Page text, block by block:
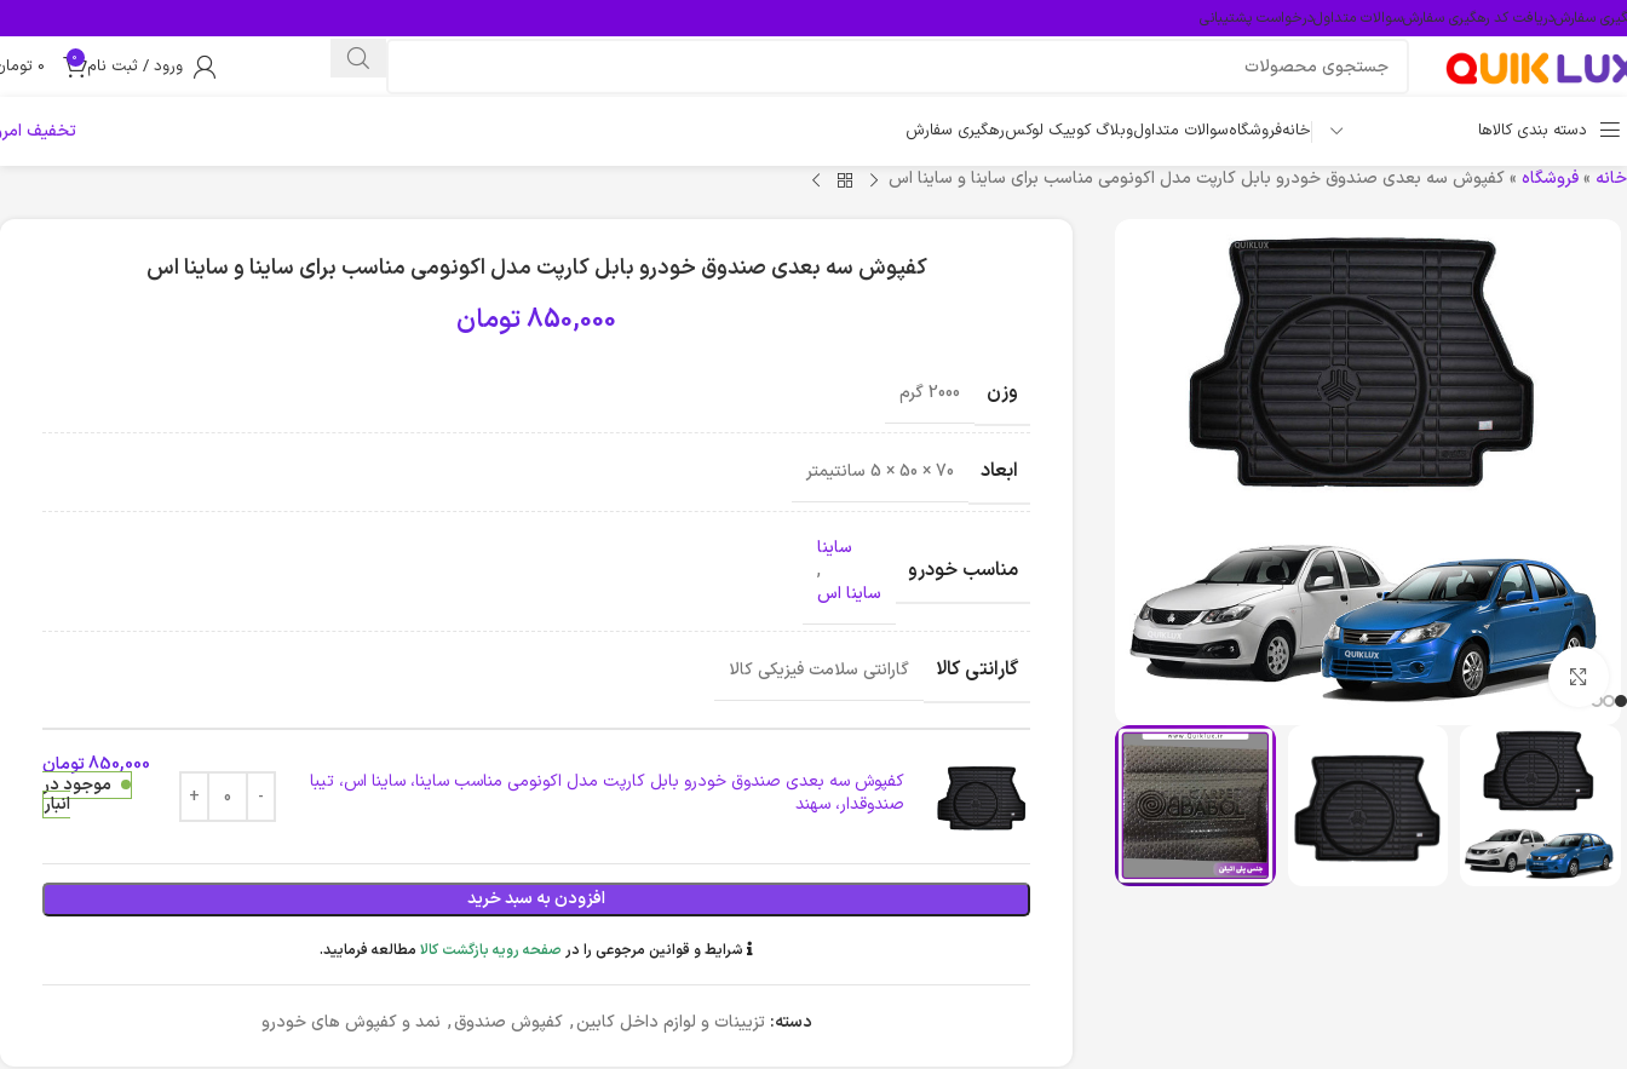
سفارشدریافت کد رهگیری سفارشسوالات متداولدرخواست پشتیبانی
ورود / ثبت نام 0
0
دسته بندی کالاها خانهفروشگاهسوالات متداولوبلاگ کوییک لوکسرهگیری سفارش
تخفیف
خانه »فروشگاه »کفپوش سه بعدی صندوق خودرو بابل کارپت مدل اکونومی مناسب برای ساینا و ساینا اس
بزرگنمایی تصویر
کفپوش سه بعدی صندوق خودرو بابل کارپت مدل اکونومی مناسب برای ساینا و ساینا اس
850,000تومان
وزن 2000 گرم
ابعاد 70 × 50 × 5 سانتیمتر
مناسب خودرو
ساینا
,
ساینا اس
گارانتی کالا گارانتی سلامت فیزیکی کالا
کفپوش سه بعدی صندوق خودرو بابل کارپت مدل اکونومی مناسب ساینا، ساینا اس، تیبا
صندوقدار، سهند
850,000تومان
موجود در
انبار
افزودن به سبد خرید
شرایط و قوانین مرجوعی را در صفحه رویه بازگشت کالا مطالعه فرمایید.
دسته: تزیینات و لوازم داخل کابین, کفپوش صندوق, نمد و کفپوش های خودرو